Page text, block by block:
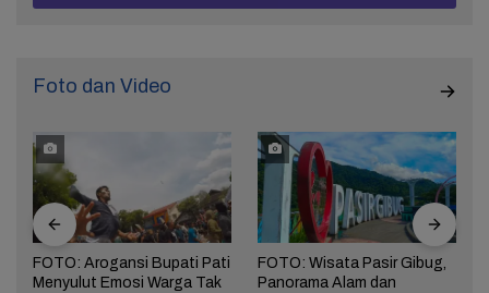
Foto dan Video
FOTO: Wisata Pasir Gibug,
Panorama Alam dan
FOTO: Ribuan Orang
Berwisata ke IKN di Hari